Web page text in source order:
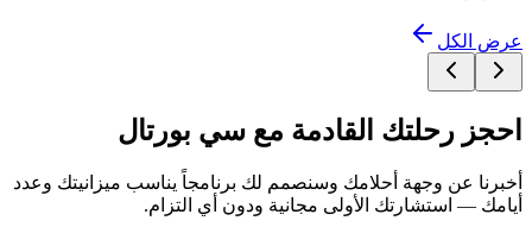
عرض الكل
احجز رحلتك القادمة مع سي بورتال
أخبرنا عن وجهة أحلامك وسنصمم لك برنامجاً يناسب ميزانيتك وعدد
أيامك — استشارتك الأولى مجانية ودون أي التزام.